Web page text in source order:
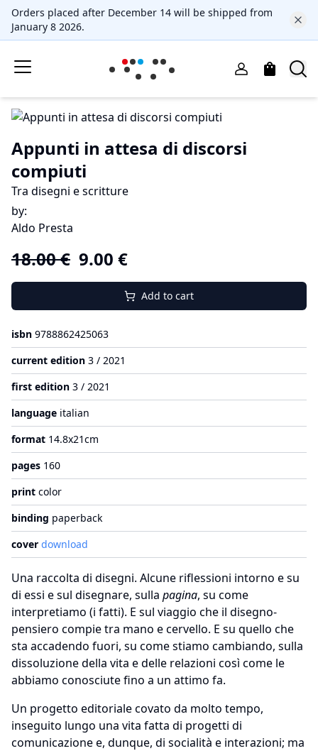
Orders placed after December 14 will be shipped from
January 8 2026.
Appunti in attesa di discorsi
compiuti
Tra disegni e scritture
by:
Aldo Presta
18.00€ 9.00 €
Add to cart
isbn 9788862425063
current edition 3 / 2021
first edition 3 / 2021
language italian
format 14.8x21cm
pages 160
print color
binding paperback
cover download
Una raccolta di disegni. Alcune riflessioni intorno e su
di essi e sul disegnare, sulla pagina, su come
interpretiamo (i fatti). E sul viaggio che il disegno-
pensiero compie tra mano e cervello. E su quello che
sta accadendo fuori, su come stiamo cambiando, sulla
dissoluzione della vita e delle relazioni così come le
abbiamo conosciute fino a un attimo fa.
Un progetto editoriale covato da molto tempo,
inseguito lungo una vita fatta di progetti di
comunicazione e, dunque, di socialità e interazioni; ma